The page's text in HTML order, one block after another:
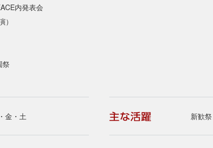
内発表会
金・土 新歓